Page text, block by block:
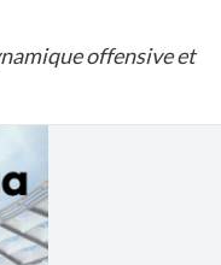
offensive et